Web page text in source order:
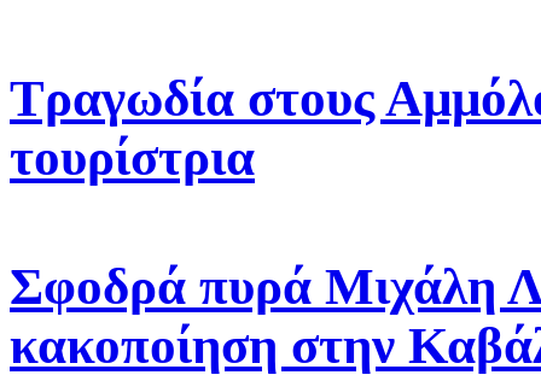
Τραγωδία στους
τουρίστρια
Σφοδρά πυρά Μιχάλη
κακοποίηση στην